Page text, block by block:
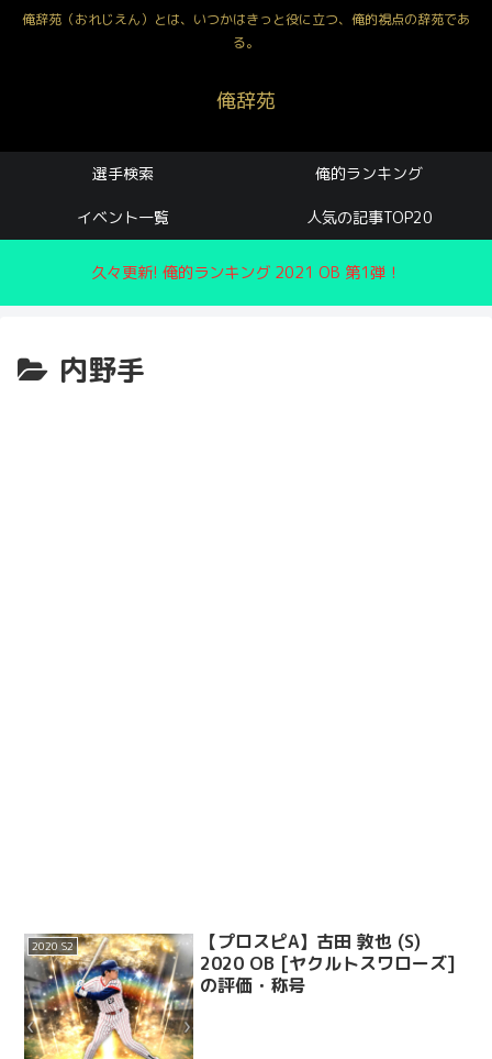
俺辞苑（おれじえん）とは、いつかはきっと役に立つ、俺的視点の辞苑であ
る。
俺辞苑
選手検索 俺的ランキング
イベント一覧 人気の記事TOP20
久々更新! 俺的ランキング 2021 OB 第1弾！
内野手
2020 S2
【プロスピA】古田 敦也 (S)
2020 OB [ヤクルトスワローズ]
の評価・称号